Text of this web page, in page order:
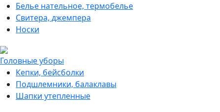
Белье нательное, термобелье
Свитера, джемпера
Носки
Головные уборы
Кепки, бейсболки
Подшлемники, балаклавы
Шапки утепленные